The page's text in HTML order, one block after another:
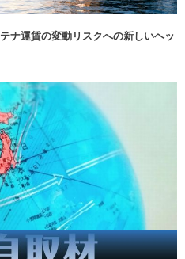
ナ運賃の変動リスクへの新しいヘッ